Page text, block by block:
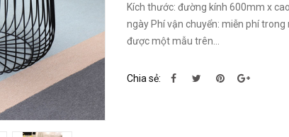
Kích thước: đường kính 600mm x
ngày Phí vận chuyển: miễn phí trong nội thành
được một mẫu trên...
Chia sẻ: